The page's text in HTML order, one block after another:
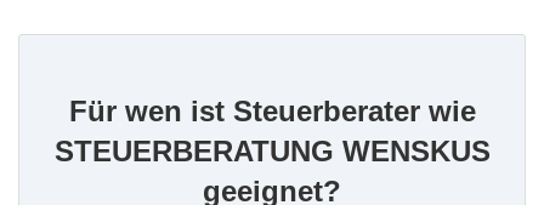
Für wen ist Steuerberater wie
STEUERBERATUNG WENSKUS
geeignet?